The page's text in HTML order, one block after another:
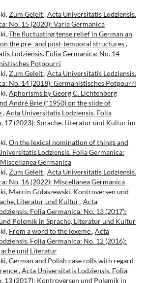
Zum Geleit,Acta Universitatis Lodziensis.
No. 15 (2020): Varia Germanica
The fluctuating tense relief in German an
on the pre- and post-temporal structures,
Lodziensis. Folia Germanica: No. 14
Potpourri
Zum Geleit,Acta Universitatis Lodziensis.
No. 14 (2018): Germanistisches Potpourri
Aphorisms by Georg C. Lichtenberg
André Brie (*1950) on the slide of
,Acta Universitatis Lodziensis. Folia
17 (2023): Sprache, Literatur und Kultur im
On the lexical nomination of things and
Lodziensis. Folia Germanica:
Germanica
Zum Geleit,Acta Universitatis Lodziensis.
No. 16 (2022): Miscellanea Germanica
Marcin Gołaszewski, Kontroversen und
Literatur und Kultur,Acta
Folia Germanica: No. 13 (2017):
Polemik in Sprache, Literatur und Kultur
From a word to the lexeme,Acta
Folia Germanica: No. 12 (2016):
und Literatur
German and Polish case rolls with regard
,Acta Universitatis Lodziensis. Folia
13 (2017): Kontroversen und Polemik in